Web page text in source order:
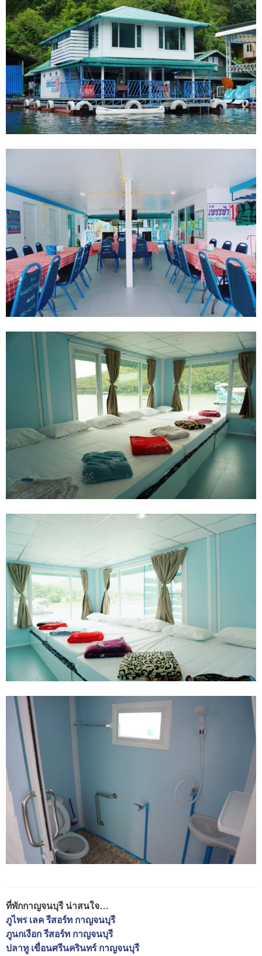
ที่พักกาญจนบุรี น่าสนใจ…
ภูไพร เลค รีสอร์ท กาญจนบุรี
ภูนกเงือก รีสอร์ท กาญจนบุรี
ปลาทู เขื่อนศรีนครินทร์ กาญจนบุรี